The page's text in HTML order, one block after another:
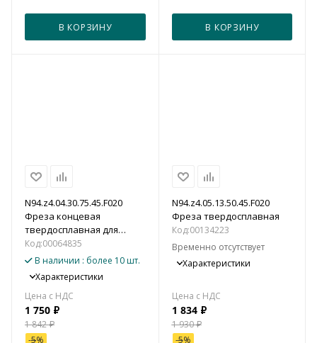
В КОРЗИНУ В КОРЗИНУ
N94.z4.04.30.75.45.F020
Фреза концевая
твердосплавная для
алюминия, цветных
металлов и пластика
Код:00064835
В наличии : более 10 шт.
Характеристики
1 750 ₽
1 842₽
-5%
N94.z4.05.13.50.45.F020
Фреза твердосплавная
Код:00134223
Временно отсутствует
Характеристики
1 834₽
1 930₽
-5%